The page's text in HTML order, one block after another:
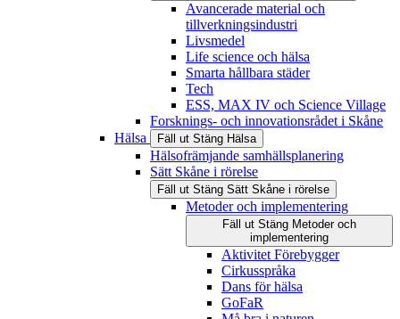
Avancerade material och
tillverkningsindustri
Livsmedel
Life science och hälsa
Smarta hållbara städer
Tech
ESS, MAX IV och Science Village
Forsknings- och innovationsrådet i Skåne
Hälsa
Fäll ut Stäng Hälsa
Hälsofrämjande samhällsplanering
Sätt Skåne i rörelse
Fäll ut Stäng Sätt Skåne i rörelse
Metoder och implementering
Fäll ut Stäng Metoder och
implementering
Aktivitet Förebygger
Cirkusspråka
Dans för hälsa
GoFaR